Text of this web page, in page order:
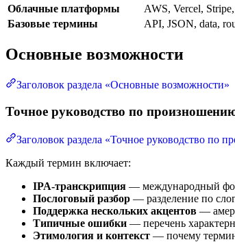
Облачные платформы
AWS, Vercel,
Базовые термины
API, JSON, data,
Основные возможности
Заголовок раздела «Основные возможности»
Точное руководство по
Заголовок раздела «Точное руководство по
Каждый термин включает:
IPA-транскрипция — международный
Послоговый разбор — разделение по
Поддержка нескольких акцентов —
Типичные ошибки — перечень
Этимология и контекст — почему термин